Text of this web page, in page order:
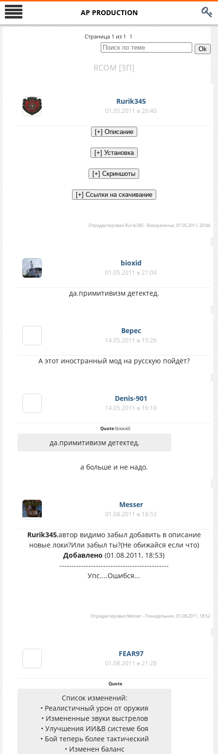
AP PRODUCTION
Страница 1 из 1 1
RCOM [ЗП]
Rurik345
01.05.2011 в 20:40
Отредактировал Rurik345- Воскресенье, 01.05.2011, 20:44
bioxid
01.05.2011 в 21:04
да.примитивизм детектед.
Верес
14.05.2011 в 15:26
А этот иностранный мод на русскую пойдёт?
Denis-901
14.05.2011 в 16:10
Quote(bioxid)
да.примитивизм детектед.
а больше и не надо.
Messer
01.08.2011 в 18:53
Rurik345,автор видимо забыл добавить в описание
новые локи?Или забыл ты?(Не обижайся если что)
Добавлено (01.08.2011, 18:53)
---------------------------------------------
Упс....Ошибся...
Отредактировал Messer- Понедельник, 01.08.2011, 18:52
FEAR97
01.08.2011 в 21:28
Quote
Список изменений:
• Реалистичный урон от оружия
• Измененные звуки выстрелов
• Улучшения ИИ&В системе боя
• Бой теперь более тактический
• Изменен баланс